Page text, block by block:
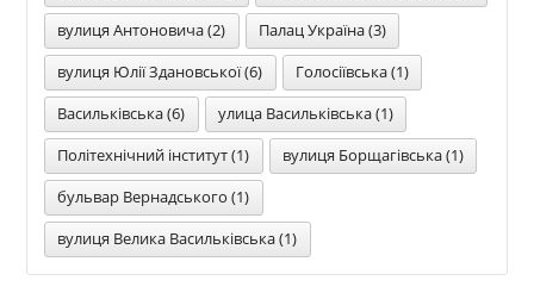
вулиця Антоновича (2) Палац Україна (3)
вулиця Юлії Здановської (6) Голосіївська (1)
Васильківська (6) улица Васильківська (1)
Політехнічний інститут (1) вулиця Борщагівська (1)
бульвар Вернадського (1)
вулиця Велика Васильківська (1)